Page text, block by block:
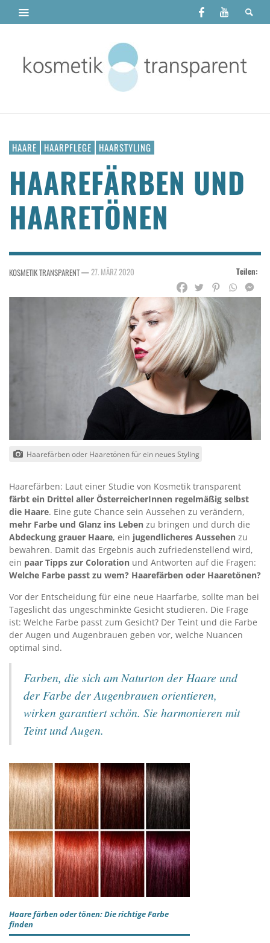
HAARE HAARPFLEGE HAARSTYLING
HAAREFÄRBEN UND
HAARETÖNEN
Teilen:
KOSMETIK TRANSPARENT— 27. MÄRZ 2020
Haarefärben oder Haaretönen für ein neues Styling
Haarefärben: Laut einer Studie von Kosmetik transparent
färbt ein Drittel aller ÖsterreicherInnen regelmäßig selbst
die Haare. Eine gute Chance sein Aussehen zu verändern,
mehr Farbe und Glanz ins Leben zu bringen und durch die
Abdeckung grauer Haare, ein jugendlicheres Aussehen zu
bewahren. Damit das Ergebnis auch zufriedenstellend wird,
ein paar Tipps zur Coloration und Antworten auf die Fragen:
Welche Farbe passt zu wem? Haarefärben oder Haaretönen?
Vor der Entscheidung für eine neue Haarfarbe, sollte man bei
Tageslicht das ungeschminkte Gesicht studieren. Die Frage
ist: Welche Farbe passt zum Gesicht? Der Teint und die Farbe
der Augen und Augenbrauen geben vor, welche Nuancen
optimal sind.
Farben, die sich am Naturton der Haare und
der Farbe der Augenbrauen orientieren,
wirken garantiert schön. Sie harmonieren mit
Teint und Augen.
Haare färben oder tönen: Die richtige Farbe
finden